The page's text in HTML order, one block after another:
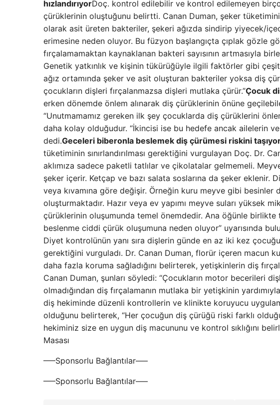
hızlandırıyorDoç. kontrol edilebilir ve kontrol edilemeyen
çürüklerinin oluştuğunu belirtti. Canan Duman, şeker
olarak asit üreten bakteriler, şekeri ağızda sindirip yiyecek/
erimesine neden oluyor. Bu füzyon başlangıçta çıplak gözle
fırçalamamaktan kaynaklanan bakteri sayısının artmasıyla
Genetik yatkınlık ve kişinin tükürüğüyle ilgili faktörler gibi
ağız ortamında şeker ve asit oluşturan bakteriler yoksa diş
çocukların dişleri fırçalanmazsa dişleri mutlaka çürür.”Çocuk
erken dönemde önlem alınarak diş çürüklerinin önüne
“Unutmamamız gereken ilk şey çocuklarda diş çürüklerini
daha kolay olduğudur. “İkincisi ise bu hedefe ancak ailelerin
dedi.Geceleri biberonla beslemek diş çürümesi riskini
tüketiminin sınırlandırılması gerektiğini vurgulayan Doç. Dr.
aklımıza sadece paketli tatlılar ve çikolatalar gelmemeli.
şeker içerir. Ketçap ve bazı salata soslarına da şeker eklenir.
veya kıvamına göre değişir. Örneğin kuru meyve gibi besinler
oluşturmaktadır. Hazır veya ev yapımı meyve suları yüksek
çürüklerinin oluşumunda temel önemdedir. Ana öğünle
beslenme ciddi çürük oluşumuna neden oluyor” uyarısında
Diyet kontrolünün yanı sıra dişlerin günde en az iki kez
gerektiğini vurguladı. Dr. Canan Duman, florür içeren macun
daha fazla koruma sağladığını belirterek, yetişkinlerin diş
Canan Duman, şunları söyledi: “Çocukların motor becerileri
olmadığından diş fırçalamanın mutlaka bir yetişkinin
diş hekiminde düzenli kontrollerin ve klinikte koruyucu
olduğunu belirterek, “Her çocuğun diş çürüğü riski farklı
hekiminiz size en uygun diş macununu ve kontrol sıklığını
Masası
—–Sponsorlu Bağlantılar—–
—–Sponsorlu Bağlantılar—–